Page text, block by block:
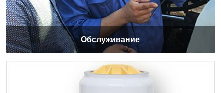
Обслуживание